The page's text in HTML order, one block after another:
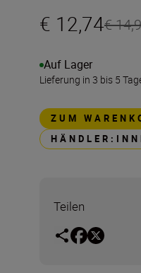
€ 12,74€
Auf Lager
Lieferung in 3 bis 5
ZUM
Teilen